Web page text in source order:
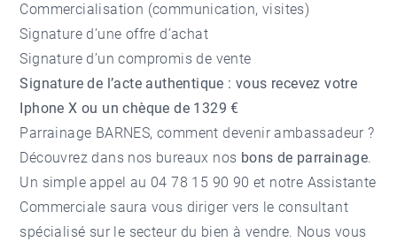
Commercialisation (communication, visites)
Signature d’une offre d’achat
Signature d’un compromis de vente
Signature de l’acte authentique : vous recevez votre
Iphone X ou un chèque de 1329 €
Parrainage BARNES, comment devenir ambassadeur ?
Découvrez dans nos bureaux nos bons de parrainage.
Un simple appel au 04 78 15 90 90 et notre Assistante
Commerciale saura vous diriger vers le consultant
spécialisé sur le secteur du bien à vendre. Nous vous